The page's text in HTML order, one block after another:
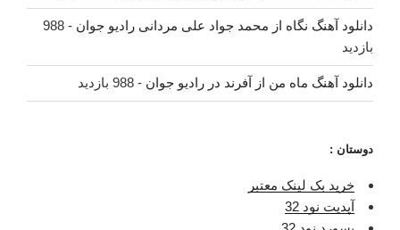
دانلود آهنگ نگاه از محمد جواد علی مردانی رادیو جوان
- 988
بازدید
دانلود آهنگ ماه من از آفرند در رادیو جوان - 988 بازدید
دوستان :
خرید بک لینک معتبر
آپدیت نود 32